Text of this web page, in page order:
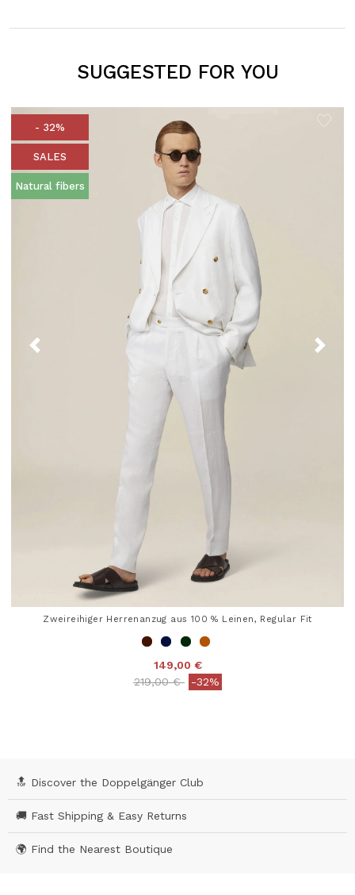
SUGGESTED FOR YOU
- 32%
SALES
Natural fibers
Zweireihiger Herrenanzug aus 100 % Leinen, Regular Fit
149,00 €
Price reduced from
219,00 €to-32%
🔝 Discover the Doppelgänger Club
🚚 Fast Shipping & Easy Returns
🌍 Find the Nearest Boutique